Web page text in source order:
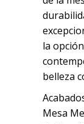
la
belleza
Mesa